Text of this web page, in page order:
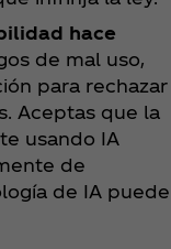
hace
de mal uso,
para rechazar
Aceptas que la
usando IA
de
de IA puede